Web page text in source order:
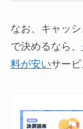
なお、キャッ
で決めるなら、
料が安いサービ